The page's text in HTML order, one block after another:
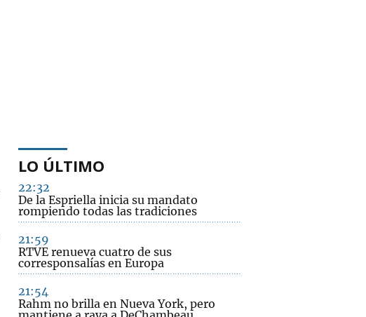
LO ÚLTIMO
22:32
De la Espriella inicia su mandato
rompiendo todas las tradiciones
21:59
RTVE renueva cuatro de sus
corresponsalías en Europa
21:54
Rahm no brilla en Nueva York, pero